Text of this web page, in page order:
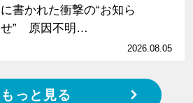
に書かれた衝撃の“お知ら
せ” 原因不明…
2026.08.05
もっと見る